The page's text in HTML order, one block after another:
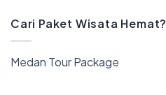
Cari Paket Wisata Hemat?
Medan Tour Package